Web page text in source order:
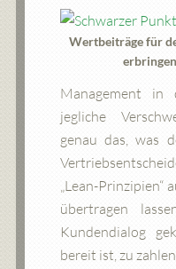
Wertbeiträge für
erbringen
Management in
jegliche
genau das, was
„Lean-
übertragen
Kundendialog
bereit ist, zu